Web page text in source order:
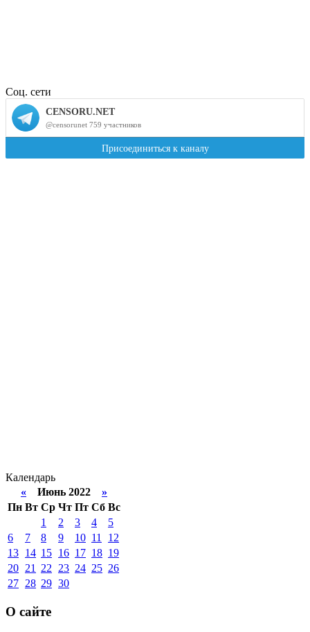
Соц. сети
Календарь
« Июнь 2022 »
Пн Вт Ср Чт Пт Сб Вс
1
2 3 4
5
6
7 8 9 10 11
12
13 14 15 16 17 18 19
20 21 22 23 24 25 26
27 28 29 30
О сайте